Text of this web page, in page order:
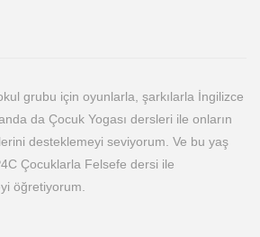
grubu için oyunlarla, şarkılarla İngilizce
da Çocuk Yogası dersleri ile onların
desteklemeyi seviyorum. Ve bu yaş
Çocuklarla Felsefe dersi ile
öğretiyorum.